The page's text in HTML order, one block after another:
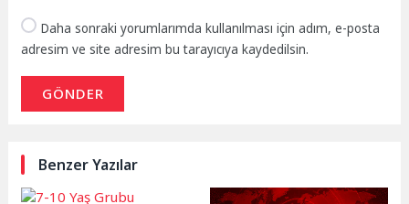
Daha sonraki yorumlarımda kullanılması için adım, e-posta
adresim ve site adresim bu tarayıcıya kaydedilsin.
GÖNDER
Benzer Yazılar